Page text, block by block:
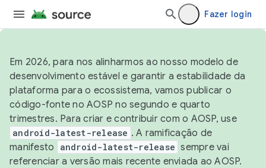
Fazer login
Em 2026, para nos alinharmos ao nosso modelo de
desenvolvimento estável e garantir a estabilidade da
plataforma para o ecossistema, vamos publicar o
código-fonte no AOSP no segundo e quarto
trimestres. Para criar e contribuir com o AOSP, use
android-latest-release . A ramificação de
manifesto
android-latest-release sempre vai
referenciar a versão mais recente enviada ao AOSP.